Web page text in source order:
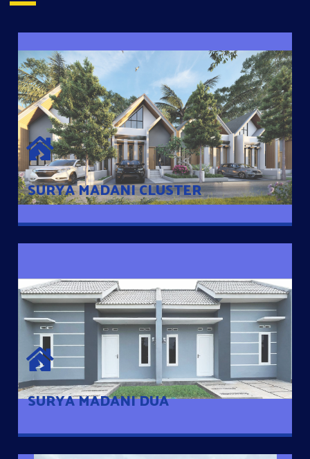
SURYA MADANI CLUSTER
SURYA MADANI CLUSTER
Desain Modern Minimalis dengan Konsep Rumah Pintar
Sehingga Memudahkan Penghuni mengakses rumahnya
dengan Ponsel
SURYA MADANI DUA
SURYA MADANI DUA
Satu-satunya Hunian nyaman dengan harga subsidi hanya 100
jutaan dengan lokasi strategis di Tuban